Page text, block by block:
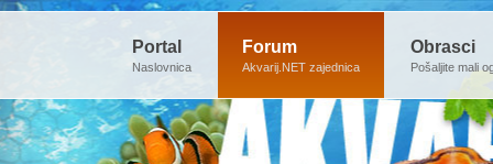
Portal
Naslovnica
Forum
Akvarij.NET zajednica
Obrasci
Pošaljite mali